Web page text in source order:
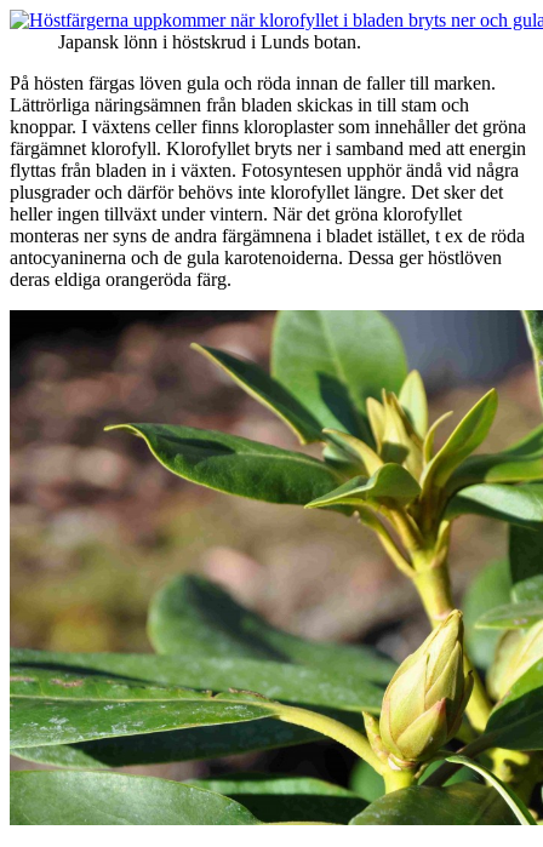
Japansk lönn i höstskrud i Lunds botan.
På hösten färgas löven gula och röda innan de faller till marken.
Lättrörliga näringsämnen från bladen skickas in till stam och
knoppar. I växtens celler finns kloroplaster som innehåller det gröna
färgämnet klorofyll. Klorofyllet bryts ner i samband med att energin
flyttas från bladen in i växten. Fotosyntesen upphör ändå vid några
plusgrader och därför behövs inte klorofyllet längre. Det sker det
heller ingen tillväxt under vintern. När det gröna klorofyllet
monteras ner syns de andra färgämnena i bladet istället, t ex de röda
antocyaninerna och de gula karotenoiderna. Dessa ger höstlöven
deras eldiga orangeröda färg.